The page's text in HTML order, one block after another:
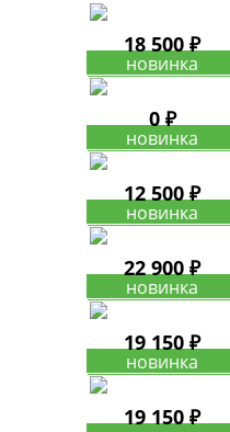
18 500 ₽
0 ₽
12 500 ₽
22 900 ₽
19 150 ₽
19 150 ₽